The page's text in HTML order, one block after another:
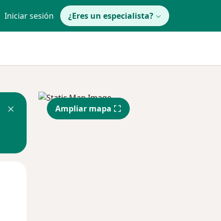
Iniciar sesión ¿Eres un especialista?
Ampliar mapa